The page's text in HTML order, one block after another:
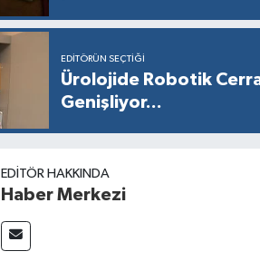
EDITÖRÜN SEÇTIĞI
Ürolojide Robotik
Genişliyor...
EDITÖR HAKKINDA
Haber Merkezi